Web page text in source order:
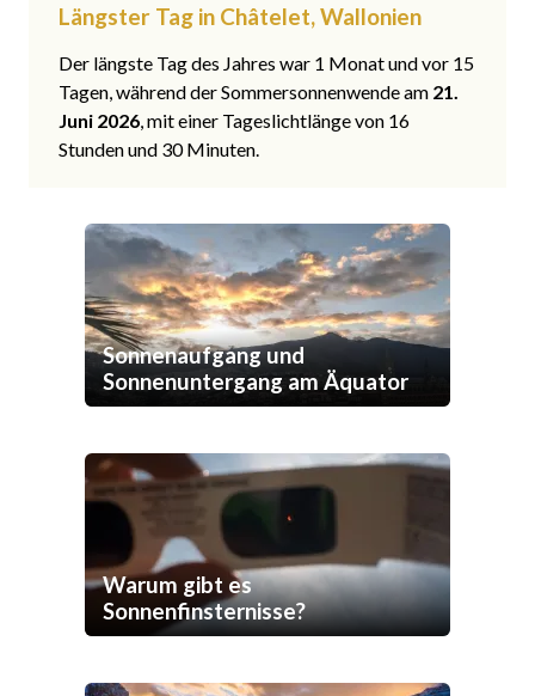
Längster Tag in Châtelet, Wallonien
Der längste Tag des Jahres war 1 Monat und vor 15
Tagen, während der Sommersonnenwende am 21.
Juni 2026, mit einer Tageslichtlänge von 16
Stunden und 30 Minuten.
Sonnenaufgang und
Sonnenuntergang am Äquator
Warum gibt es
Sonnenfinsternisse?